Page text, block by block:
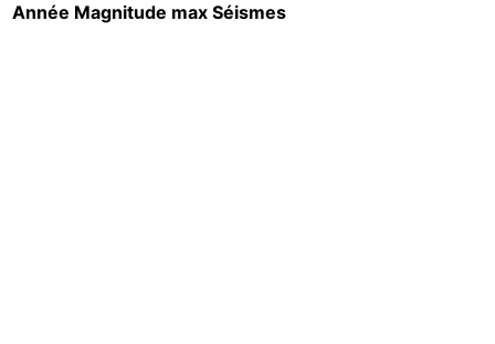
Année Magnitude max Séismes